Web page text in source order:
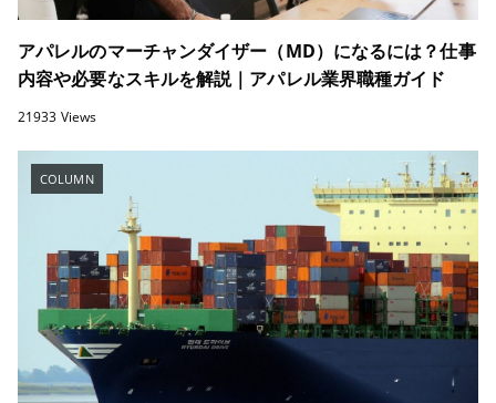
アパレルのマーチャンダイザー（MD）になるには？仕事
内容や必要なスキルを解説｜アパレル業界職種ガイド
21933 Views
COLUMN